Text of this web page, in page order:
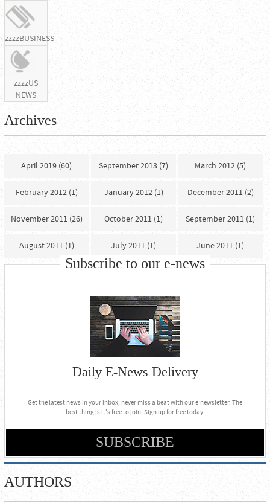
zzzzBUSINESS
zzzzUS
NEWS
Archives
April 2019 (60) September 2013 (7) March 2012 (5)
February 2012 (1) January 2012 (1) December 2011 (2)
November 2011 (26) October 2011 (1) September 2011 (1)
August 2011 (1) July 2011 (1) June 2011 (1)
Subscribe to our e-news
Daily E-News Delivery
Get the latest news in your inbox, never miss a beat with our e-newsletter. The
best thing is it's free to join! Sign up for free today!
SUBSCRIBE
AUTHORS